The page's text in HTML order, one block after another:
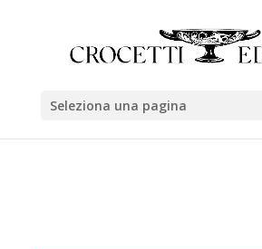
Seleziona una pagina